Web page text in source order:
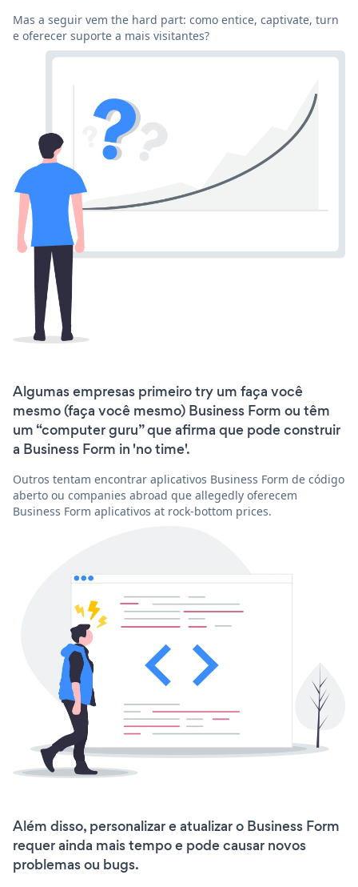
Mas a seguir vem the hard part: como entice, captivate, turn
e oferecer suporte a mais visitantes?
Algumas empresas primeiro try um faça você
mesmo (faça você mesmo) Business Form ou têm
um “computer guru” que afirma que pode construir
a Business Form in 'no time'.
Outros tentam encontrar aplicativos Business Form de código
aberto ou companies abroad que allegedly oferecem
Business Form aplicativos at rock-bottom prices.
Além disso, personalizar e atualizar o Business Form
requer ainda mais tempo e pode causar novos
problemas ou bugs.